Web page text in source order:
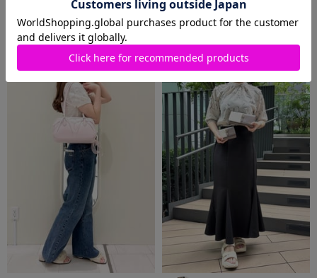
2026.08.09
Samantha Thavasa
2026.08.08
Samantha Thavasa